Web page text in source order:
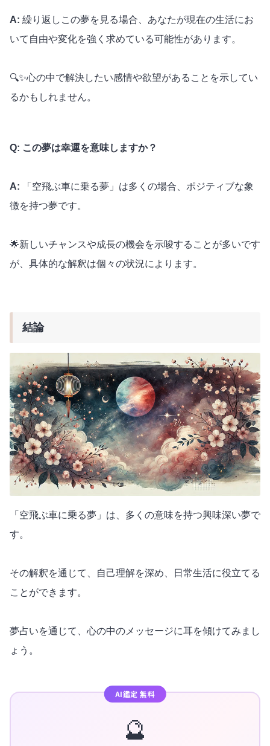
A: 繰り返しこの夢を見る場合、あなたが現在の生活にお
いて自由や変化を強く求めている可能性があります。
🔍✨心の中で解決したい感情や欲望があることを示してい
るかもしれません。
Q: この夢は幸運を意味しますか？
A:
「空飛ぶ車に乗る夢」は多くの場合、ポジティブな象
徴を持つ夢です。
🌟新しいチャンスや成長の機会を示唆することが多いです
が、具体的な解釈は個々の状況によります。
結論
「空飛ぶ車に乗る夢」は、多くの意味を持つ興味深い夢で
す。
その解釈を通じて、自己理解を深め、日常生活に役立てる
ことができます。
夢占いを通じて、心の中のメッセージに耳を傾けてみまし
ょう。
AI鑑定 無料
🔮